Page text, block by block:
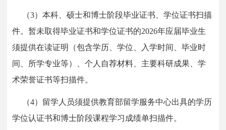
（3）本科、硕士和博士阶段毕业证书、学位证书扫描
件。暂未取得毕业证书和学位证书的2026年应届毕业生
须提供在读证明（包含学历、学位、入学时间、毕业时
间、所学专业等）、个人自荐材料、主要科研成果、学
术荣誉证书等扫描件。
（4）留学人员须提供教育部留学服务中心出具的学历
学位认证书和博士阶段课程学习成绩单扫描件。